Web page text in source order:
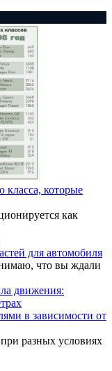
класса, которые
как
для автомобиля
что вы ждали
в зависимости от
разных условиях